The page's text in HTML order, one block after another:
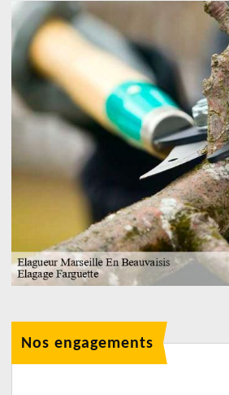
Nos engagements